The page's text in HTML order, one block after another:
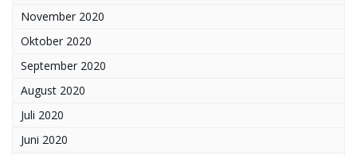
November 2020
Oktober 2020
September 2020
August 2020
Juli 2020
Juni 2020